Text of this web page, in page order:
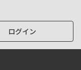
ログイン